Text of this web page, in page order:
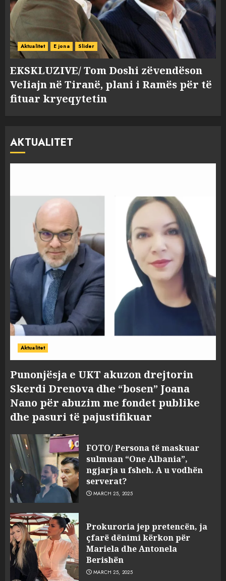
Aktualitet E jona Slider
EKSKLUZIVE/ Tom Doshi zëvendëson
Veliajn në Tiranë, plani i Ramës për të
fituar kryeqytetin
AKTUALITET
Aktualitet
Punonjësja e UKT akuzon drejtorin
Skerdi Drenova dhe “bosen” Joana
Nano për abuzim me fondet publike
dhe pasuri të pajustifikuar
FOTO/ Persona të maskuar
sulmuan “One Albania”,
ngjarja u fsheh. A u vodhën
serverat?
MARCH 25, 2025
Prokuroria jep pretencën, ja
çfarë dënimi kërkon për
Mariela dhe Antonela
Berishën
MARCH 25, 2025